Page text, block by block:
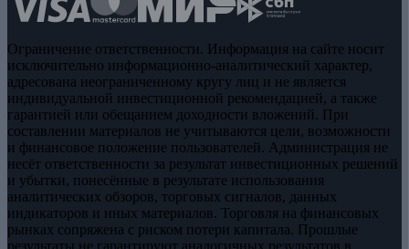
Ограничение ответственности. Информация на сайте носит
исключительно информационно-аналитический характер,
адресована неограниченному кругу лиц и не является
индивидуальной инвестиционной рекомендацией, а также
гарантией или обещанием доходности вложений. При
составлении материалов не учитываются цели, возможности
и финансовое положение пользователей. Администрация не
несёт ответственности за результат инвестиционных решений
и убытки, понесённые в результате использования
аналитических обзоров, торговых сигналов, данных
индикаторов и иных материалов. Торговля на финансовых
рынках сопряжена с риском потери капитала. Прошлые
результаты не гарантируют аналогичных результатов в